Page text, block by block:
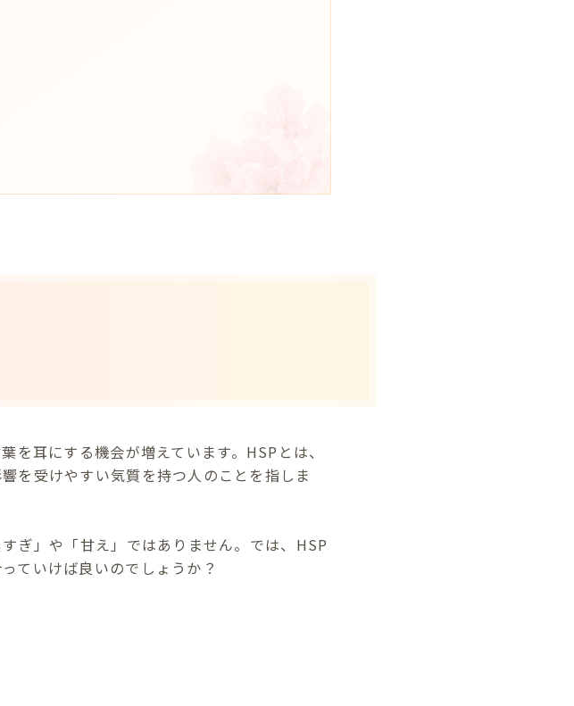
耳にする機会が増えています。HSPとは、
を受けやすい気質を持つ人のことを指しま
ぎ」や「甘え」ではありません。では、HSP
ていけば良いのでしょうか？